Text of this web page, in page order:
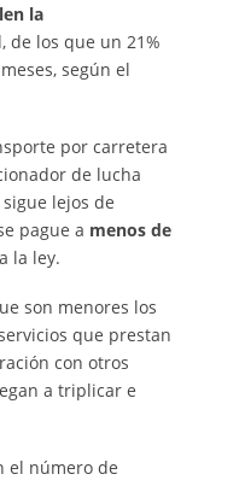
la
los que un 21%
según el
por carretera
de lucha
lejos de
pague a menos de
la ley.
son menores los
que prestan
con otros
a triplicar e
el número de